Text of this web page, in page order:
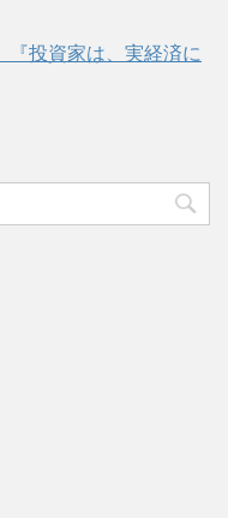
投資家は、実経済に